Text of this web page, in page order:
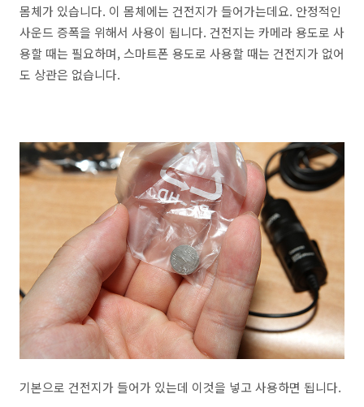
몸체가 있습니다. 이 몸체에는 건전지가 들어가는데요. 안정적인
사운드 증폭을 위해서 사용이 됩니다. 건전지는 카메라 용도로 사
용할 때는 필요하며, 스마트폰 용도로 사용할 때는 건전지가 없어
도 상관은 없습니다.
기본으로 건전지가 들어가 있는데 이것을 넣고 사용하면 됩니다.